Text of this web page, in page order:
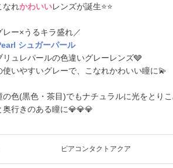
なれかわいいレンズが誕生⭐⭐
レー×うるキラ盛れ／
シュガーパール
リュレパールの色違いグレーレンズ🩶
使いやすいグレーで、こなれかわいい瞳に💫
の色(黒色・茶目)でもナチュラルに光をとりこ
奥行きのある瞳に💎💎💎
ピアコンタクトアクア